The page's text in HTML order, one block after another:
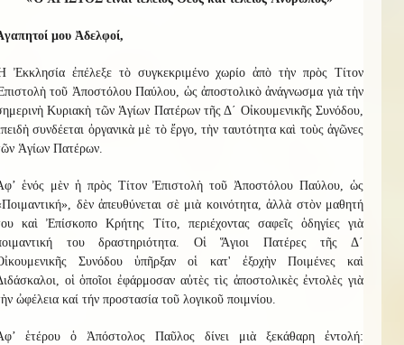
μου Ἀδελφοί,
Ἐκκλησία ἐπέλεξε τὸ συγκεκριμένο χωρίο ἀπὸ τὴν πρὸς Τίτον
τοῦ Ἀποστόλου Παύλου, ὡς ἀποστολικὸ ἀνάγνωσμα γιὰ τὴν
Κυριακὴ τῶν Ἁγίων Πατέρων τῆς Δ΄ Οἰκουμενικῆς Συνόδου,
συνδέεται ὀργανικὰ μὲ τὸ ἔργο, τὴν ταυτότητα καὶ τοὺς ἀγῶνες
Ἁγίων Πατέρων.
ἑνός μὲν ἡ πρὸς Τίτον Ἐπιστολὴ τοῦ Ἀποστόλου Παύλου, ὡς
δὲν ἀπευθύνεται σὲ μιὰ κοινότητα, ἀλλὰ στὸν μαθητή
καὶ Ἐπίσκοπο Κρήτης Τίτο, περιέχοντας σαφεῖς ὁδηγίες γιὰ
του δραστηριότητα. Οἱ Ἅγιοι Πατέρες τῆς Δ΄
Συνόδου ὑπῆρξαν οἱ κατ' ἐξοχὴν Ποιμένες καὶ
οἱ ὁποῖοι ἐφάρμοσαν αὐτὲς τὶς ἀποστολικὲς ἐντολὲς γιὰ
ὠφέλεια καί τήν προστασία τοῦ λογικοῦ ποιμνίου.
ἑτέρου ὁ Ἀπόστολος Παῦλος δίνει μιὰ ξεκάθαρη ἐντολή: